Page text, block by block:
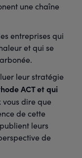
une chaîne
entreprises qui
et qui se
leur stratégie
ACT et qui
vous dire que
de cette
leurs
de